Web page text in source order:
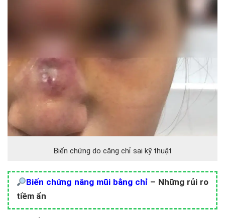
Biến chứng do căng chỉ sai kỹ thuật
Biến chứng nâng mũi bằng chỉ– Những rủi ro
tiềm ẩn